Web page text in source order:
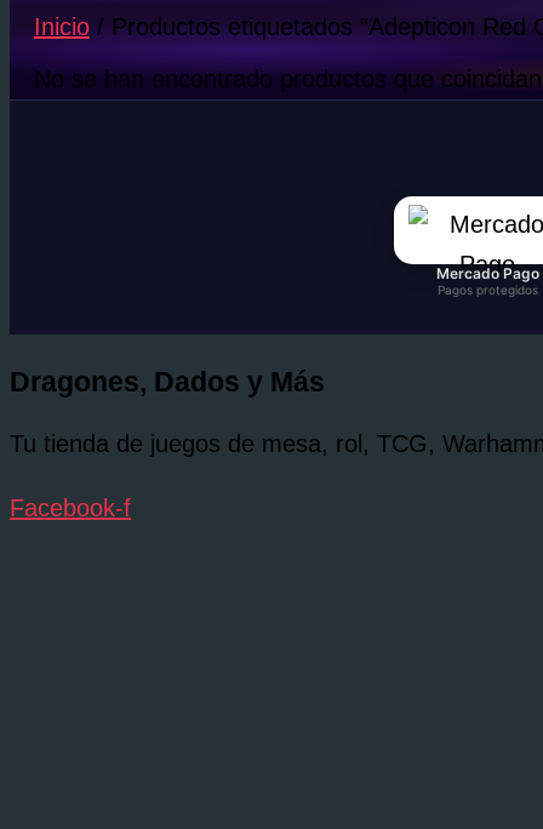
Inicio / Productos etiquetados “Adepticon Red
No se han encontrado productos que
Mercado Pago
Pagos protegidos
Dragones, Dados y Más
Tu tienda de juegos de mesa, rol, TCG,
Facebook-f